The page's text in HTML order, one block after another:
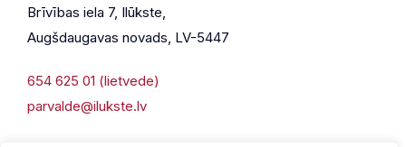
Brīvības iela 7, Ilūkste,
Augšdaugavas novads, LV-5447
654 625 01 (lietvede)
parvalde@ilukste.lv